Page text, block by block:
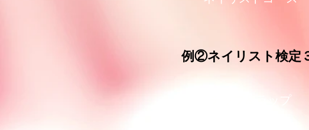
例②ネイリスト検定
​チップ&ラップ